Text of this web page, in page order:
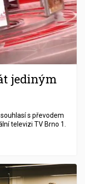
jediným
s převodem
televizi TV Brno 1.